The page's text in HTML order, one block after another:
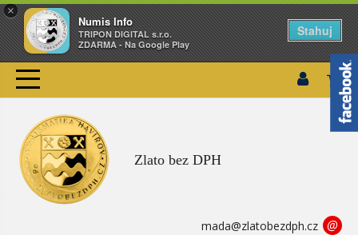
×
Numis Info
TRIPON DIGITAL s.r.o.
ZDARMA - Na Google Play
Stahuj
Zlato bez DPH
mada@zlatobezdph.cz @